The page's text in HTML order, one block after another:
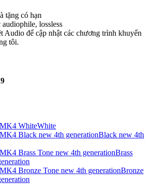
tặng có hạn
lossless
Audio để cập nhật các chương trình khuyến
tôi.
White
Black new 4th
Brass
Bronze